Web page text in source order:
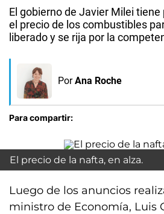
El gobierno de Javier Milei
el precio de los combustibles
liberado y se rija por la
Por Ana Roche
Para compartir:
El precio de la nafta, en alza.
Luego de los anuncios
ministro de Economía, Luis